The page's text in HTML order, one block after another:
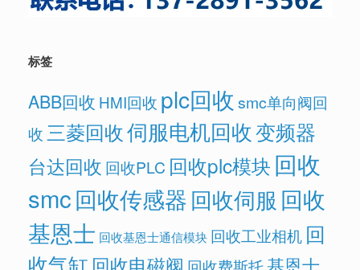
标签
ABB回收 HMI回收 plc回收 smc单向阀回
收 三菱回收伺服电机回收变频器
台达回收 回收PLC 回收plc模块 回收
smc回收传感器回收伺服 回收
基恩士 回收基恩士通信模块 回收工业相机 回
收气缸 回收电磁阀
基恩士